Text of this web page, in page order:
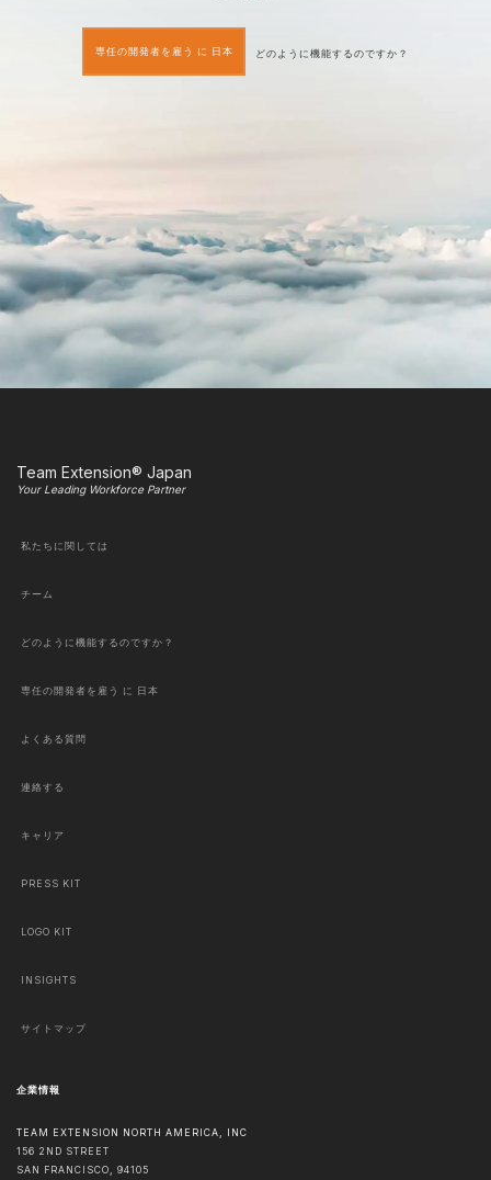
専任の開発者を雇う に 日本 どのように機能するのですか？
Team Extension® Japan
Your Leading Workforce Partner
私たちに関しては
チーム
どのように機能するのですか？
専任の開発者を雇う に 日本
よくある質問
連絡する
キャリア
PRESS KIT
LOGO KIT
INSIGHTS
サイトマップ
企業情報
TEAM EXTENSION NORTH AMERICA, INC
156 2ND STREET
SAN FRANCISCO, 94105